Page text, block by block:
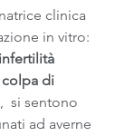
clinica
in vitro:
di
,  si sentono
ad averne